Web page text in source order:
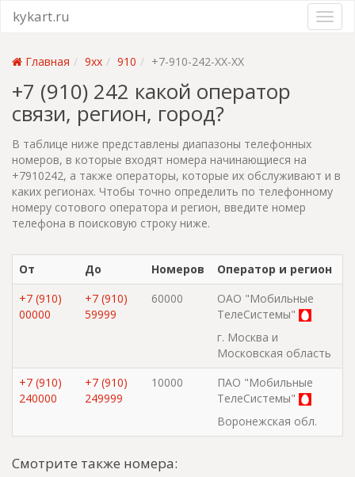
kykart.ru
Главная 9xx 910 +7-910-242-XX-XX
+7 (910) 242 какой оператор
связи, регион, город?
В таблице ниже представлены диапазоны телефонных
номеров, в которые входят номера начинающиеся на
+7910242, а также операторы, которые их обслуживают и в
каких регионах. Чтобы точно определить по телефонному
номеру сотового оператора и регион, введите номер
телефона в поисковую строку ниже.
От До Номеров
Оператор и регион
+7 (910)
00000
+7 (910)
59999
60000
ОАО "Мобильные
ТелеСистемы"
г. Москва и
Московская область
+7 (910)
240000
+7 (910)
249999
10000
ПАО "Мобильные
ТелеСистемы"
Воронежская обл.
Смотрите также номера: